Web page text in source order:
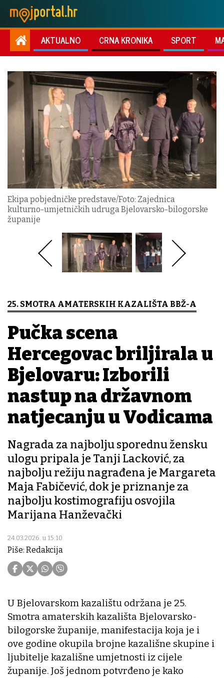
AKTUALNO CRNA KRONIKA SPORT
Ekipa pobjedničke predstave/Foto: Zajednica
kulturno-umjetničkih udruga Bjelovarsko-bilogorske
županije
25. SMOTRA AMATERSKIH KAZALIŠTA BBŽ-A
Pučka scena
Hercegovac briljirala u
Bjelovaru: Izborili
nastup na državnom
natjecanju u Vodicama
Nagrada za najbolju sporednu žensku
ulogu pripala je Tanji Lacković, za
najbolju režiju nagrađena je Margareta
Maja Fabičević, dok je priznanje za
najbolju kostimografiju osvojila
Marijana Hanževački
24.03.2026. u 15:10
Piše: Redakcija
U Bjelovarskom kazalištu održana je 25.
Smotra amaterskih kazališta Bjelovarsko-
bilogorske županije, manifestacija koja je i
ove godine okupila brojne kazališne skupine i
ljubitelje kazališne umjetnosti iz cijele
županije. Još jednom potvrđeno je kako